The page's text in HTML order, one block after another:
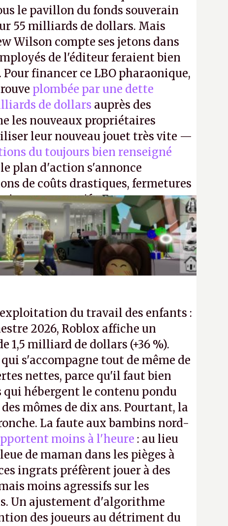
le pavillon du fonds souverain
55 milliards de dollars. Mais
Wilson compte ses jetons dans
de l'éditeur feraient bien
financer ce LBO pharaonique,
plombée par une dette
de dollars auprès des
les nouveaux propriétaires
leur nouveau jouet très vite —
du toujours bien renseigné
plan d'action s'annonce
de coûts drastiques, fermetures
massifs. En gros, essorer
virer le reste.P.
du travail des enfants :
2026, Roblox affiche un
1,5 milliard de dollars (+36 %).
s'accompagne tout de même de
nettes, parce qu'il faut bien
qui hébergent le contenu pondu
mômes de dix ans. Pourtant, la
La faute aux bambins nord-
moins à l'heure : au lieu
de maman dans les pièges à
ingrats préfèrent jouer à des
moins agressifs sur les
Un ajustement d'algorithme
des joueurs au détriment du